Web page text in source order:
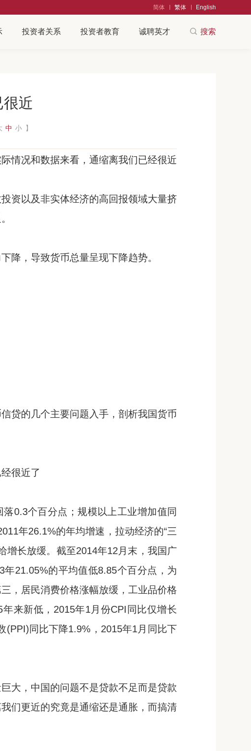
简体 繁体 English
搜索
投资者关系 投资者教育 诚聘英才
近
中 小 】
情况和数据来看，通缩离我们已经很近
资以及非实体经济的高回报领域大量挤
降，导致货币总量呈现下降趋势。
贷的几个主要问题入手，剖析我国货币
很近了
0.3个百分点；规模以上工业增加值同
年26.1%的年均增速，拉动经济的“三
增长放缓。截至2014年12月末，我国广
21.05%的平均值低8.85个百分点，为
，居民消费价格涨幅放缓，工业品价格
来新低，2015年1月份CPI同比仅增长
(PPI)同比下降1.9%，2015年1月同比下
大，中国的问题不是贷款不足而是贷款
们更近的究竟是通缩还是通胀，而搞清